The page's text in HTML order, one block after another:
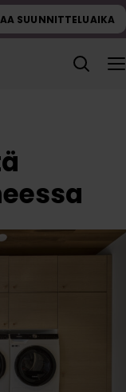
SUUNNITTELUAIKA